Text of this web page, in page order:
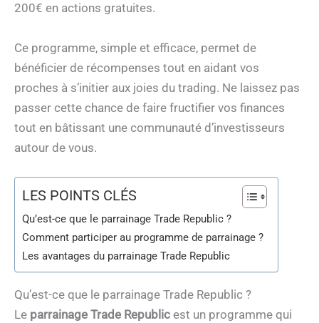
200€ en actions gratuites.
Ce programme, simple et efficace, permet de
bénéficier de récompenses tout en aidant vos
proches à s’initier aux joies du trading. Ne laissez pas
passer cette chance de faire fructifier vos finances
tout en bâtissant une communauté d’investisseurs
autour de vous.
LES POINTS CLÉS
Qu’est-ce que le parrainage Trade Republic ?
Comment participer au programme de parrainage ?
Les avantages du parrainage Trade Republic
Qu’est-ce que le parrainage Trade Republic ?
Le parrainage Trade Republic est un programme qui